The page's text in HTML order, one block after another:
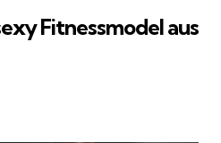
Fitnessmodel aus